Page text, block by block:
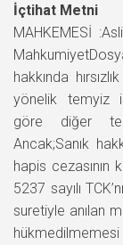
İçtihat Metni
MAHKEMESİ
hakkında
yönelik temyiz
göre diğer
Ancak;Sanık
hapis cezasının
5237 sayılı
suretiyle anılan
hükmedilmemesi